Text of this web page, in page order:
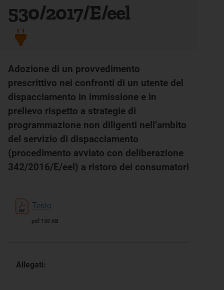
530/2017/E/eel
Adozione di un provvedimento
prescrittivo nei confronti di un utente del
dispacciamento in immissione e in
prelievo rispetto a strategie di
programmazione non diligenti nell’ambito
del servizio di dispacciamento
(procedimento avviato con deliberazione
342/2016/E/eel) a ristoro dei consumatori
Testo
pdf 158 KB
Allegati: